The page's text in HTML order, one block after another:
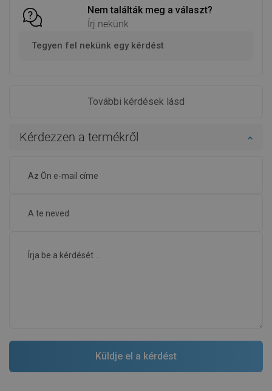
Nem találták meg a választ?
Írj nekünk
Tegyen fel nekünk egy kérdést
További kérdések lásd
Kérdezzen a termékről